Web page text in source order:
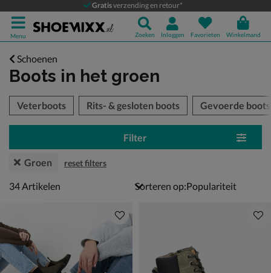
Gratisverzending en retour*
Menu Zoeken Inloggen Favorieten Winkelmand
Schoenen
Boots in het groen
over
Veterboots Rits- & gesloten boots Gevoerde boots
Filter
Groen reset filters
34 artikelen
34Artikelen Sorteren op: